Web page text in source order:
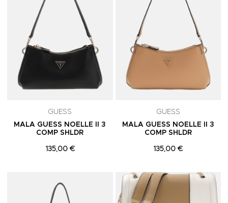
GUESS
MALA GUESS NOELLE II 3
COMP SHLDR
135,00 €
GUESS
MALA GUESS NOELLE II 3
COMP SHLDR
135,00 €
Adicionar aos Favoritos